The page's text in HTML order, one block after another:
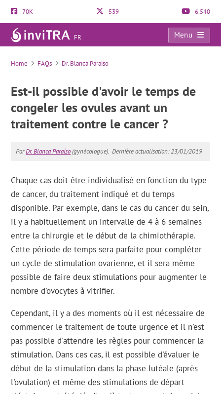
70K 539 6.540
FR
Menu
FAQs
Home FAQs Dr. Blanca Paraíso
Est-il possible d'avoir le temps de
congeler les ovules avant un
traitement contre le cancer ?
ParDr. Blanca Paraíso(gynécologue). Dernière actualisation: 23/01/2019
Chaque cas doit être individualisé en fonction du type
de cancer, du traitement indiqué et du temps
disponible. Par exemple, dans le cas du cancer du sein,
il y a habituellement un intervalle de 4 à 6 semaines
entre la chirurgie et le début de la chimiothérapie.
Cette période de temps sera parfaite pour compléter
un cycle de stimulation ovarienne, et il sera même
possible de faire deux stimulations pour augmenter le
nombre d'ovocytes à vitrifier.
Cependant, il y a des moments où il est nécessaire de
commencer le traitement de toute urgence et il n'est
pas possible d'attendre les règles pour commencer la
stimulation. Dans ces cas, il est possible d'évaluer le
début de la stimulation dans la phase lutéale (après
l'ovulation) et même des stimulations de départ